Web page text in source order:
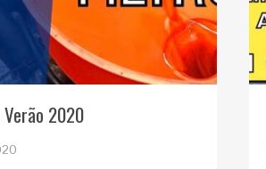
Verão 2020